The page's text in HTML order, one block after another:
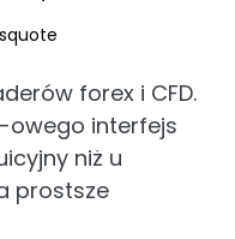
forex i CFD.
owego interfejs
niż u
prostsze